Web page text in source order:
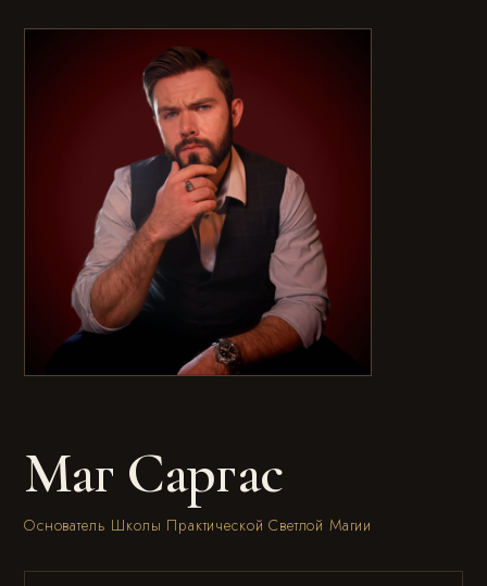
Маг Саргас
Основатель Школы Практической Светлой Магии